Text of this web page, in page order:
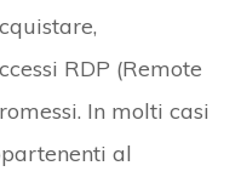
RDP (Remote
In molti casi
al